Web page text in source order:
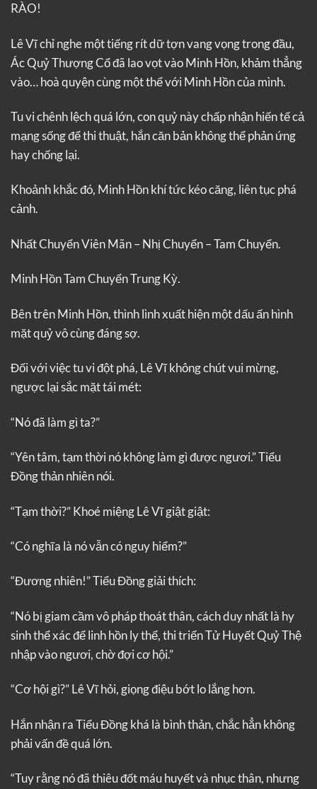
RÀO!
Lê Vĩ chỉ nghe một tiếng rít dữ tợn vang vọng trong đầu,
Ác Quỷ Thượng Cổ đã lao vọt vào Minh Hồn, khảm thẳng
vào… hoà quyện cùng một thể với Minh Hồn của mình.
Tu vi chênh lệch quá lớn, con quỷ này chấp nhận hiến tế cả
mạng sống để thi thuật, hắn căn bản không thể phản ứng
hay chống lại.
Khoảnh khắc đó, Minh Hồn khí tức kéo căng, liên tục phá
cảnh.
Nhất Chuyển Viên Mãn – Nhị Chuyển – Tam Chuyển.
Minh Hồn Tam Chuyển Trung Kỳ.
Bên trên Minh Hồn, thình lình xuất hiện một dấu ấn hình
mặt quỷ vô cùng đáng sợ.
Đối với việc tu vi đột phá, Lê Vĩ không chút vui mừng,
ngược lại sắc mặt tái mét:
“Nó đã làm gì ta?”
“Yên tâm, tạm thời nó không làm gì được ngươi.” Tiểu
Đồng thản nhiên nói.
“Tạm thời?” Khoé miệng Lê Vĩ giật giật:
“Có nghĩa là nó vẫn có nguy hiểm?”
“Đương nhiên!” Tiểu Đồng giải thích:
“Nó bị giam cầm vô pháp thoát thân, cách duy nhất là hy
sinh thể xác để linh hồn ly thể, thi triển Tử Huyết Quỷ Thệ
nhập vào ngươi, chờ đợi cơ hội.”
“Cơ hội gì?” Lê Vĩ hỏi, giọng điệu bớt lo lắng hơn.
Hắn nhận ra Tiểu Đồng khá là bình thản, chắc hẳn không
phải vấn đề quá lớn.
“Tuy rằng nó đã thiêu đốt máu huyết và nhục thân, nhưng